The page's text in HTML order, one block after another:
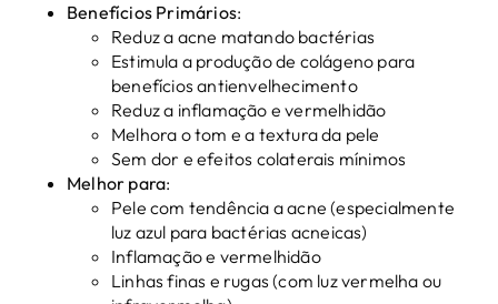
Benefícios Primários:
Reduz a acne matando bactérias
Estimula a produção de colágeno para
benefícios antienvelhecimento
Reduz a inflamação e vermelhidão
Melhora o tom e a textura da pele
Sem dor e efeitos colaterais mínimos
Melhor para:
Pele com tendência a acne (especialmente
luz azul para bactérias acneicas)
Inflamação e vermelhidão
Linhas finas e rugas (com luz vermelha ou